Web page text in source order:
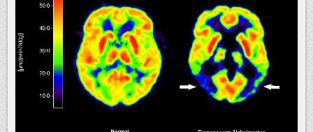
WOCHE
WÄRE
NORMAL“